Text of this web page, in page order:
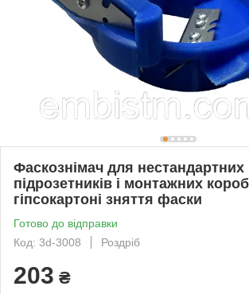
Фаскознімач для нестандартних
підрозетників і монтажних
гіпсокартоні зняття фаски
Готово до відправки
Код: 3d-3008
Роздріб
203 ₴